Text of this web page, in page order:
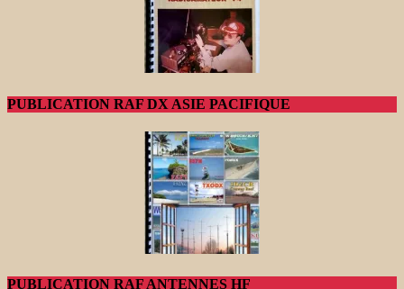
PUBLICATION RAF DX ASIE PACIFIQUE
PUBLICATION RAF ANTENNES HF